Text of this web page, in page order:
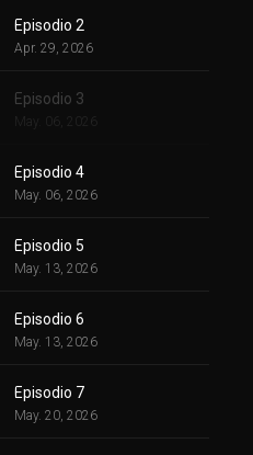
Episodio 2
Apr. 29, 2026
Episodio 3
May. 06, 2026
Episodio 4
May. 06, 2026
Episodio 5
May. 13, 2026
Episodio 6
May. 13, 2026
Episodio 7
May. 20, 2026